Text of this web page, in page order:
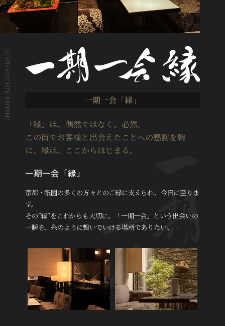
一期一会「縁」
ICHIGOICHIE ENISHI
「縁」は、偶然ではなく、必然。
この街でお客様と出会えたことへの感謝を胸
に、 縁は、ここからはじまる。
一期一会「縁」
京都・祇園の多くの方々とのご縁に支えられ、今日に至りま
す。
その”縁”をこれからも大切に、「一期一会」という出会いの
一瞬を、糸のように繋いでいける場所でありたい。